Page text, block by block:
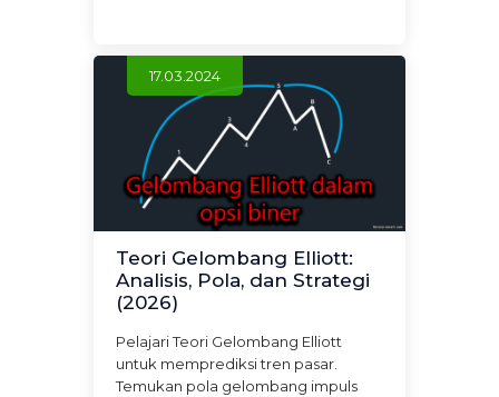
17.03.2024
Teori Gelombang Elliott:
Analisis, Pola, dan Strategi
(2026)
Pelajari Teori Gelombang Elliott
untuk memprediksi tren pasar.
Temukan pola gelombang impuls